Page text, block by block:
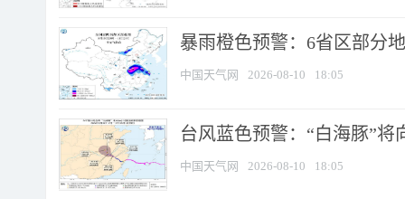
暴雨橙色预警：6省区部分
中国天气网 2026-08-10 18:05
台风蓝色预警：“白海豚”
中国天气网 2026-08-10 18:05